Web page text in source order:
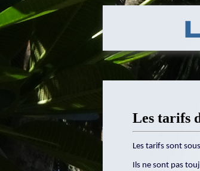
Les tarifs
Les tarifs sont
Ils ne sont pas